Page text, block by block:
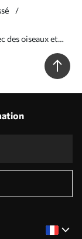
des oiseaux et